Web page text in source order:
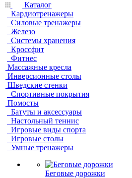
Каталог
Кардиотренажеры
Силовые тренажеры
Железо
Системы хранения
Кроссфит
Фитнес
Массажные кресла
Инверсионные столы
Шведские стенки
Спортивные покрытия
Помосты
Батуты и аксессуары
Настольный теннис
Игровые виды спорта
Игровые столы
Умные тренажеры
Беговые дорожки